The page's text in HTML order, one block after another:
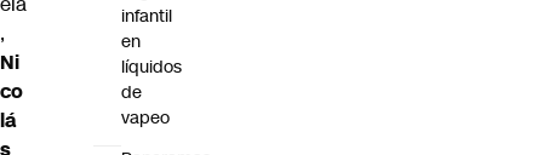
,
Ni
co
lá
infantil
en
líquidos
de
vapeo